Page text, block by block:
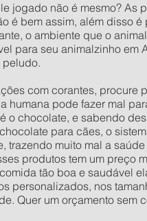
jogado não é mesmo? As
é bem assim, além disso
o ambiente que o
para seu animalzinho em
peludo.
com corantes, procure
humana pode fazer mal
o chocolate, e sabendo
para cães, o
trazendo muito mal a
produtos tem um preço
tão boa e saudável
personalizados, nos
Quer um orçamento sem